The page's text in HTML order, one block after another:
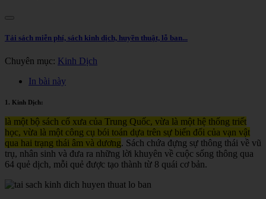
Tải sách miễn phí, sách kinh dịch, huyền thuật, lỗ ban...
Chuyên mục: Kinh Dịch
In bài này
1. Kinh Dịch:
là một bộ sách cổ xưa của Trung Quốc, vừa là một hệ thống triết
học, vừa là một công cụ bói toán dựa trên sự biến đổi của vạn vật
qua hai trạng thái âm và dương. Sách chứa đựng sự thông thái về vũ
trụ, nhân sinh và đưa ra những lời khuyên về cuộc sống thông qua
64 quẻ dịch, mỗi quẻ được tạo thành từ 8 quái cơ bản.